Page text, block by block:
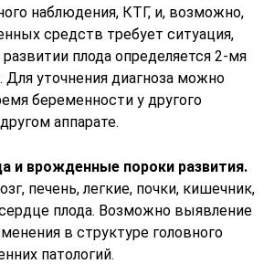
наблюдения, КТГ, и, возможно,
средств требует ситуация,
плода определяется 2-мя
Для уточнения диагноза можно
беременности у другого
аппарате.
и врожденные пороки развития.
печень, легкие, почки, кишечник,
плода. Возможно выявление
в структуре головного
патологий.